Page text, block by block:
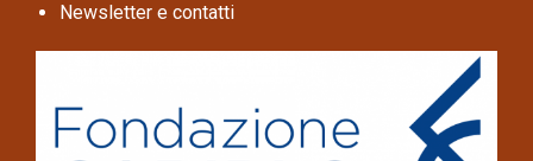
Newsletter e contatti